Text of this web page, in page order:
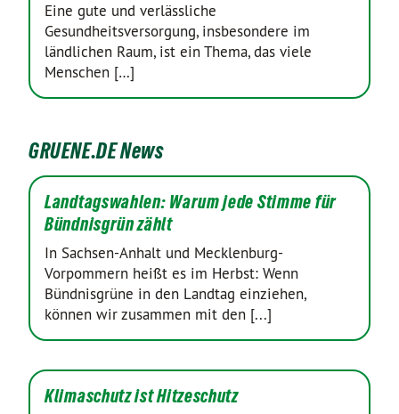
Eine gute und verlässliche
Gesundheitsversorgung, insbesondere im
ländlichen Raum, ist ein Thema, das viele
Menschen […]
GRUENE.DE News
Landtagswahlen: Warum jede Stimme für
Bündnisgrün zählt
In Sachsen-Anhalt und Mecklenburg-
Vorpommern heißt es im Herbst: Wenn
Bündnisgrüne in den Landtag einziehen,
können wir zusammen mit den [...]
Klimaschutz ist Hitzeschutz